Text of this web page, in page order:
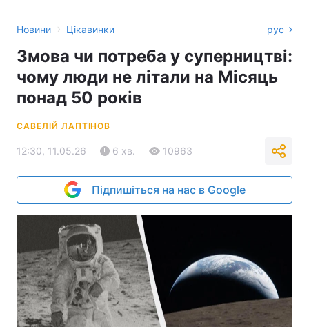
Новини › Цікавинки рус
Змова чи потреба у суперництві:
чому люди не літали на Місяць
понад 50 років
САВЕЛІЙ ЛАПТІНОВ
12:30, 11.05.26 6 хв. 10963
Підпишіться на нас в Google